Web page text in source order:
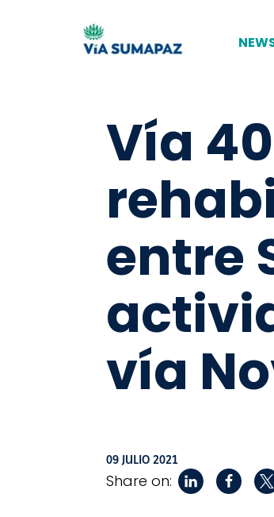
Vía
entre
vía
09 JULIO 2021
Share on: